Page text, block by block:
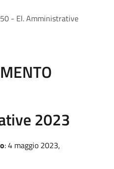
- El. Amministrative
2023
: 4 maggio 2023,